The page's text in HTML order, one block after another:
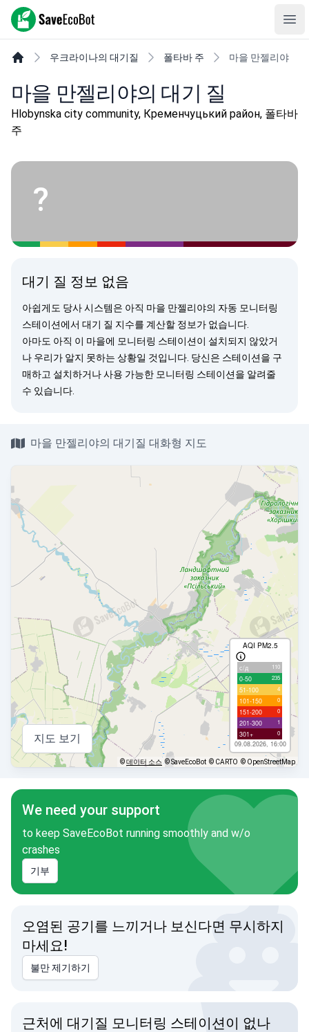
SaveEcoBot
우크라이나의 대기질 폴타바 주 마을 만젤리야
마을 만젤리야의 대기 질
Hlobynska city community, Кременчуцький район, 폴타바
주
?
대기 질 정보 없음
아쉽게도 당사 시스템은 아직 마을 만젤리야의 자동 모니터링
스테이션에서 대기 질 지수를 계산할 정보가 없습니다.
아마도 아직 이 마을에 모니터링 스테이션이 설치되지 않았거
나 우리가 알지 못하는 상황일 것입니다. 당신은 스테이션을 구
매하고 설치하거나 사용 가능한 모니터링 스테이션을 알려줄
수 있습니다.
마을 만젤리야의 대기질 대화형 지도
AQI PM2.5
с/д 110
0-50 235
51-100 4
101-150 0
151-200 0
201-300 1
301+ 0
09.08.2026, 16:00
지도 보기
©데이터 소스 © SaveEcoBot © CARTO © OpenStreetMap
We need your support
to keep SaveEcoBot running smoothly and w/o
crashes
기부
오염된 공기를 느끼거나 보신다면 무시하지
마세요!
불만 제기하기
근처에 대기질 모니터링 스테이션이 없나